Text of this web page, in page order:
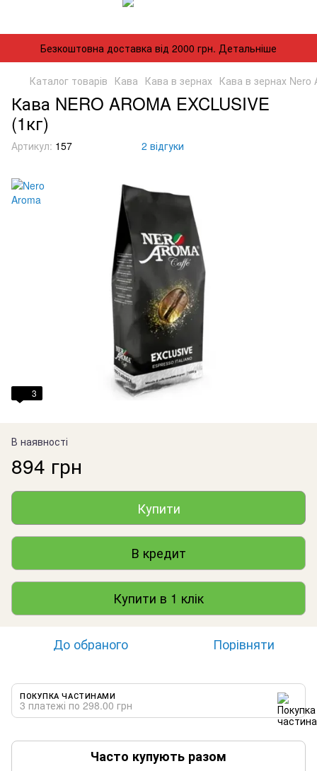
Безкоштовна доставка від 2000 грн. Детальніше
Каталог товарів Кава Кава в зернах Кава в зернах Nero
Кава NERO AROMA EXCLUSIVE
(1кг)
Артикул: 157 2 відгуки
3
В наявності
894 грн
Купити
В кредит
Купити в 1 клік
До обраного Порівняти
ПОКУПКА ЧАСТИНАМИ
3 платежі по 298.00 грн
Часто купують разом